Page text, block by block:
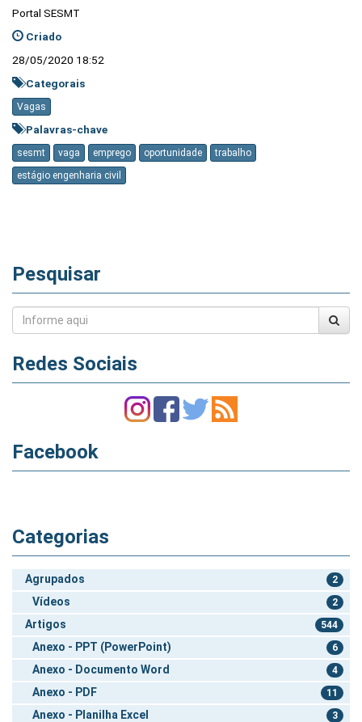
Portal SESMT
Criado
28/05/2020 18:52
Categorais
Vagas
Palavras-chave
sesmt vaga emprego oportunidade
trabalho
estágio engenharia civil
Pesquisar
Redes Sociais
Facebook
Categorias
Agrupados 2
Vídeos 2
Artigos 544
Anexo - PPT (PowerPoint) 6
Anexo - Documento Word 4
Anexo - PDF 11
Anexo - Planilha Excel 3